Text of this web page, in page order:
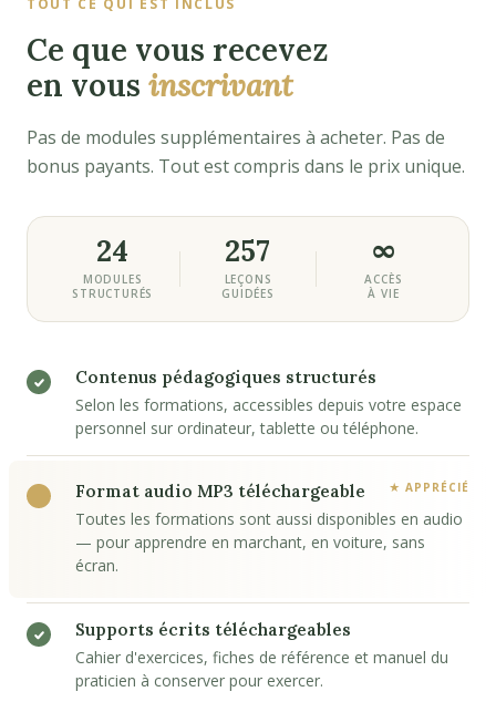
TOUT CE QUI EST INCLUS
Ce que vous recevez
en vous inscrivant
Pas de modules supplémentaires à acheter. Pas de
bonus payants. Tout est compris dans le prix unique.
24
MODULES
STRUCTURÉS
257
LEÇONS
GUIDÉES
∞
ACCÈS
À VIE
Contenus pédagogiques structurés
Selon les formations, accessibles depuis votre espace
personnel sur ordinateur, tablette ou téléphone.
Format audio MP3 téléchargeable
Toutes les formations sont aussi disponibles en audio
— pour apprendre en marchant, en voiture, sans
écran.
Supports écrits téléchargeables
Cahier d'exercices, fiches de référence et manuel du
praticien à conserver pour exercer.